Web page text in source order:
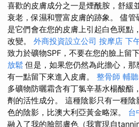
喜歡的皮膚成分之一是煙酰胺，舒緩
衰老，保濕和豐富皮膚的跡象。 儘管
是它們會在您的皮膚上引起白色斑點
改變。 外商投資設立公司 按摩店 下
致力於礦物SPF，不要在您的臉上留
放鬆 但是，如果您仍然為此擔心，
有一點留下來進入皮膚。 整骨師 輔
多礦物防曬霜含有丁氯辛基水楊酸酯
劑的活性成分。 這種陰影只有一種
色的陰影，比澳大利亞黃金略深。 台
融入了我的臉部膚色（我實現自